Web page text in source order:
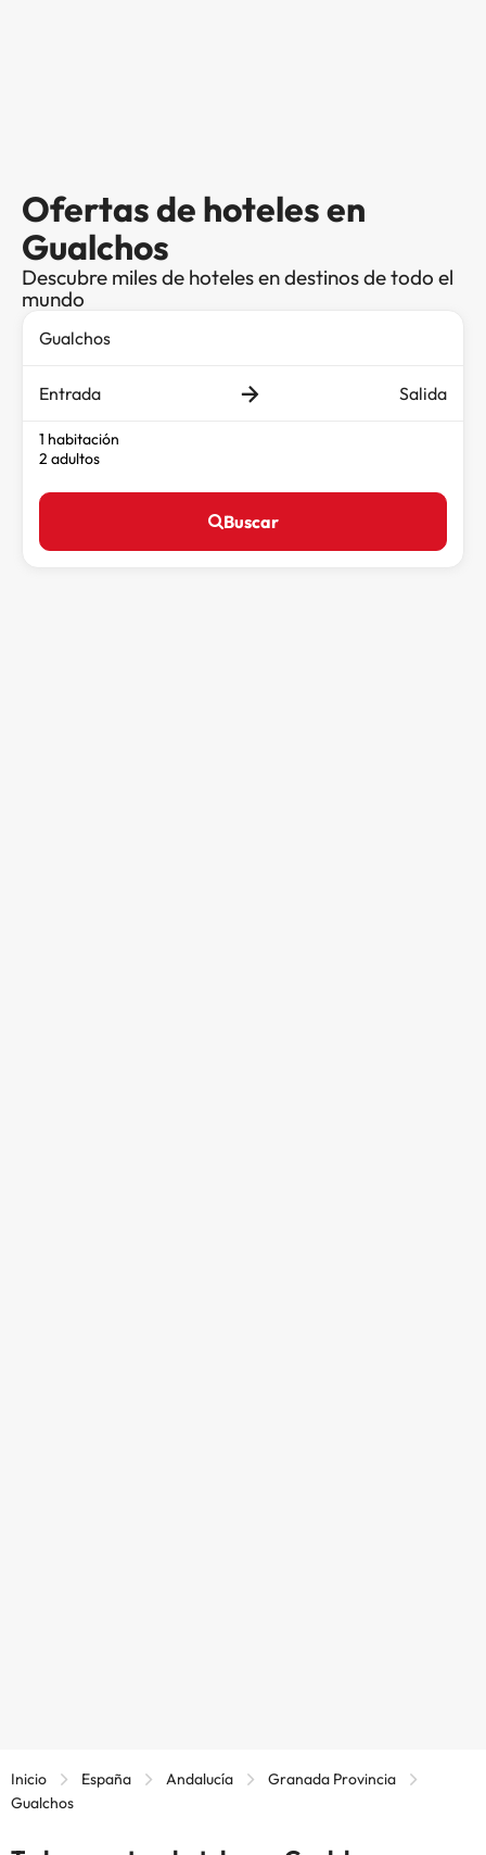
Ofertas de hoteles en
Gualchos
Descubre miles de hoteles en destinos de todo el
mundo
Entrada Salida
1 habitación
2 adultos
Buscar
Inicio España Andalucía
Granada Provincia
Gualchos